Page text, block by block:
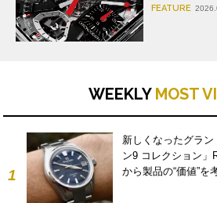
FEATURE
WEEKLY MOST
1
新しくなったグラ
ン9 コレクション」
から製品の“価値”を